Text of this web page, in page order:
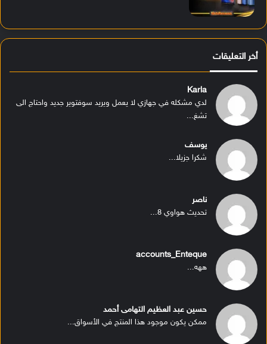
أخر التعليقات
Karla
لدي مشكله في جهازي لا يعمل ويريد سوفتوير جديد واحتاج الى
تشغ...
يوسف
شكرا جزيلا...
ناصر
تحديث هواوي 8...
accounts_Enteque
ههه...
حسين عبد العظيم التهامى أحمد
ممكن يكون موجود هذا المنتج في الأسواق...